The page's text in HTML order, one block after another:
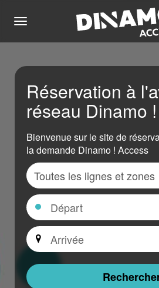
Menu
Réservation à
réseau Dinamo
Bienvenue sur le site de
la demande Dinamo ! Access
Zone
Départ
Arrivée